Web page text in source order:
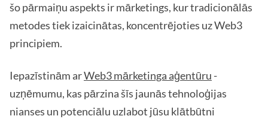
šo pārmaiņu aspekts ir mārketings, kur tradicionālās
metodes tiek izaicinātas, koncentrējoties uz Web3
principiem.
Iepazīstinām arWeb3 mārketinga aģentūru -
uzņēmumu, kas pārzina šīs jaunās tehnoloģijas
nianses un potenciālu uzlabot jūsu klātbūtni